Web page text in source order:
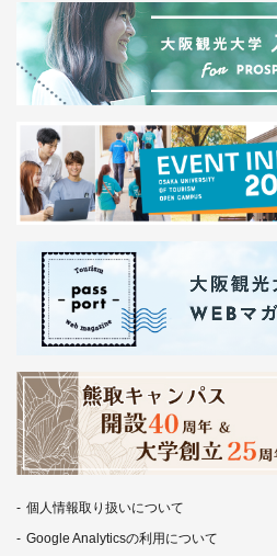
個人情報取り扱いについて
Google Analyticsの利用について